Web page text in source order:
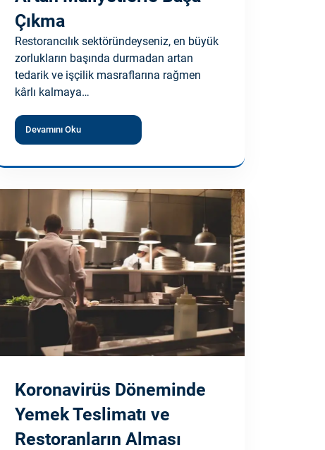
Çıkma
Restorancılık sektöründeyseniz, en büyük
zorlukların başında durmadan artan
tedarik ve işçilik masraflarına rağmen
kârlı kalmaya…
Devamını Oku
Koronavirüs Döneminde
Yemek Teslimatı ve
Restoranların Alması